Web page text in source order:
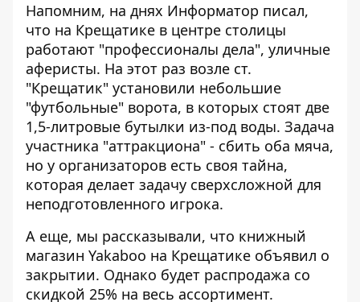
Напомним, на днях Информатор писал,
что на Крещатике в центре столицы
работают "профессионалы дела", уличные
аферисты. На этот раз возле ст.
"Крещатик" установили небольшие
"футбольные" ворота, в которых стоят две
1,5-литровые бутылки из-под воды. Задача
участника "аттракциона" - сбить оба мяча,
но у организаторов есть своя тайна,
которая делает задачу сверхсложной для
неподготовленного игрока.
А еще, мы рассказывали, что книжный
магазин Yakaboo на Крещатике объявил о
закрытии. Однако будет распродажа со
скидкой 25% на весь ассортимент.